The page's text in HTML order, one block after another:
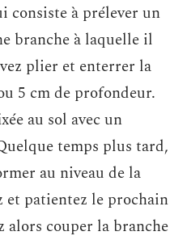
consiste à prélever un
branche à laquelle il
plier et enterrer la
5 cm de profondeur.
au sol avec un
temps plus tard,
au niveau de la
et patientez le prochain
alors couper la branche